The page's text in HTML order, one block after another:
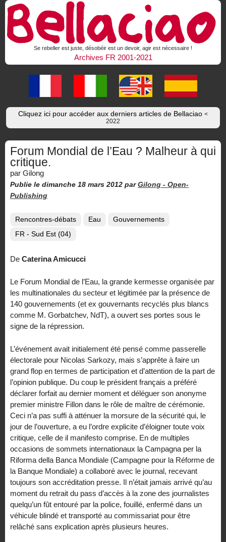
Se rebeller est juste, désobéir est un devoir, agir est nécessaire !
Archives FR 2001-2021
Cliquez ici pour accéder aux derniers articles de Bellaciao <
2022
Forum Mondial de l’Eau ? Malheur à qui
critique.
par Gilong
Publie le dimanche 18 mars 2012 par Gilong - Open-
Publishing
Rencontres-débats Eau
Gouvernements
FR - Sud Est (04)
De Caterina Amicucci
Le Forum Mondial de l’Eau, la grande kermesse organisée par
les multinationales du secteur et légitimée par la présence de
140 gouvernements (et ex gouvernants recyclés plus blancs
comme M. Gorbatchev, NdT), a ouvert ses portes sous le
signe de la répression.
L’événement avait initialement été pensé comme passerelle
électorale pour Nicolas Sarkozy, mais s’apprête à faire un
grand flop en termes de participation et d’attention de la part de
l’opinion publique. Du coup le président français a préféré
déclarer forfait au dernier moment et déléguer son anonyme
premier ministre Fillon dans le rôle de maître de cérémonie.
Ceci n’a pas suffi à atténuer la morsure de la sécurité qui, le
jour de l’ouverture, a eu l’ordre explicite d’éloigner toute voix
critique, celle de il manifesto comprise. En de multiples
occasions de sommets internationaux la Campagna per la
Riforma della Banca Mondiale (Campagne pour la Réforme de
la Banque Mondiale) a collaboré avec le journal, recevant
toujours son accréditation presse. Il n’était jamais arrivé qu’au
moment du retrait du pass d’accès à la zone des journalistes
quelqu’un fût entouré par la police, fouillé, enfermé dans un
véhicule blindé et transporté au commissariat pour être
relâché sans explication après plusieurs heures.